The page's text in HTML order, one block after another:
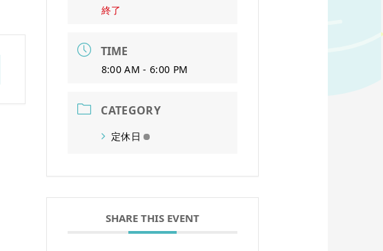
終了
TIME
8:00 AM - 6:00 PM
CATEGORY
定休日
SHARE THIS EVENT